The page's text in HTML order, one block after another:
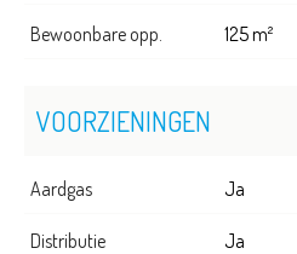
Bewoonbare opp. 125 m²
VOORZIENINGEN
Aardgas Ja
Distributie Ja